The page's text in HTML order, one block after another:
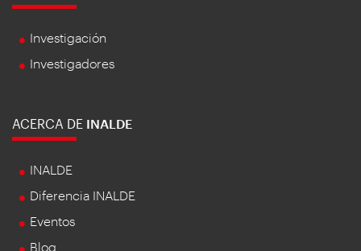
Investigación
Investigadores
ACERCA DE INALDE
INALDE
Diferencia INALDE
Eventos
Blog